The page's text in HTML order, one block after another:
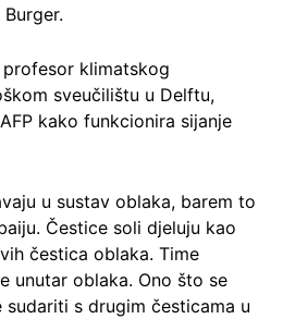
profesor klimatskog
sveučilištu u Delftu,
kako funkcionira sijanje
u sustav oblaka, barem to
Čestice soli djeluju kao
čestica oblaka. Time
unutar oblaka. Ono što se
s drugim česticama u